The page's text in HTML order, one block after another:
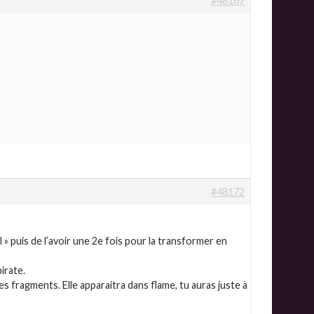
#48172
puis de l’avoir une 2e fois pour la transformer en
Elle apparaitra dans flame, tu auras juste à